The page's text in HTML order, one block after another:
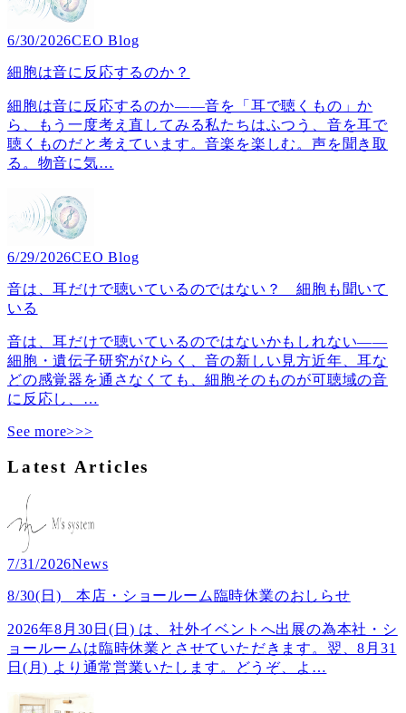
6/30/2026CEO Blog
細胞は音に反応するのか？
細胞は音に反応するのか――音を「耳で聴くもの」か
ら、もう一度考え直してみる私たちはふつう、音を耳で
聴くものだと考えています。音楽を楽しむ。声を聞き取
る。物音に気…
6/29/2026CEO Blog
音は、耳だけで聴いているのではない？ 細胞も聞いて
いる
音は、耳だけで聴いているのではないかもしれない――
細胞・遺伝子研究がひらく、音の新しい見方近年、耳な
どの感覚器を通さなくても、細胞そのものが可聴域の音
に反応し、 …
See more>>>
Latest Articles
7/31/2026News
8/30(日) 本店・ショールーム臨時休業のおしらせ
2026年8月30日(日) は、社外イベントへ出展の為本社・シ
ョールームは臨時休業とさせていただきます。翌、8月31
日(月) より通常営業いたします。どうぞ、よ …